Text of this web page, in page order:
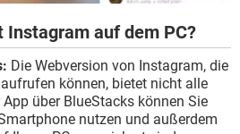
Instagram auf dem PC?
Die Webversion von Instagram, die
können, bietet nicht alle
über BlueStacks können Sie
nutzen und außerdem